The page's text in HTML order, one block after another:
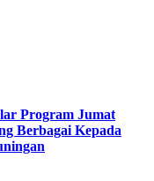
Program Jumat
Berbagai Kepada